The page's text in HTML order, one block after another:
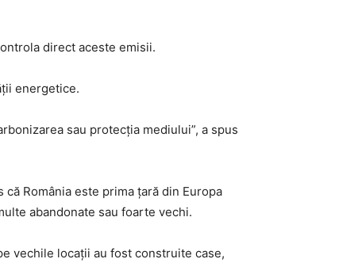
direct aceste emisii.
energetice.
sau protecția mediului”, a spus
România este prima țară din Europa
abandonate sau foarte vechi.
vechile locații au fost construite case,